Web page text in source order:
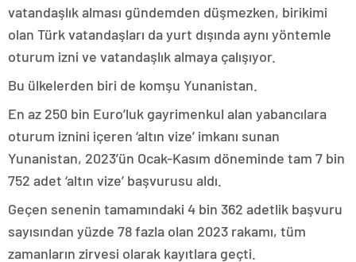
vatandaşlık alması gündemden düşmezken, birikimi
olan Türk vatandaşları da yurt dışında aynı yöntemle
oturum izni ve vatandaşlık almaya çalışıyor.
Bu ülkelerden biri de komşu Yunanistan.
En az 250 bin Euro’luk gayrimenkul alan yabancılara
oturum iznini içeren ‘altın vize’ imkanı sunan
Yunanistan, 2023’ün Ocak-Kasım döneminde tam 7 bin
752 adet ‘altın vize’ başvurusu aldı.
Geçen senenin tamamındaki 4 bin 362 adetlik başvuru
sayısından yüzde 78 fazla olan 2023 rakamı, tüm
zamanların zirvesi olarak kayıtlara geçti.